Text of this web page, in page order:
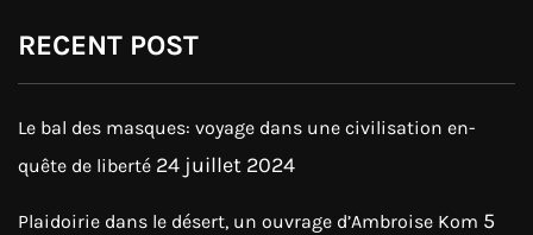
RECENT POST
Le bal des masques: voyage dans une civilisation en-
quête de liberté 24 juillet 2024
Plaidoirie dans le désert, un ouvrage d’Ambroise Kom 5